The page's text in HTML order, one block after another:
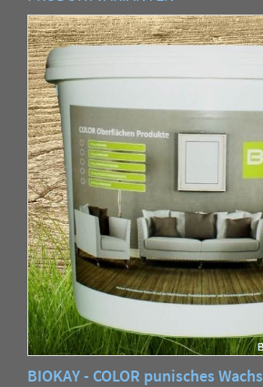
BIOKAY - COLOR punisches Wachs